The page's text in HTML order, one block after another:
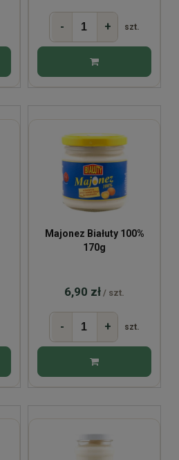
- + szt.
Majonez Białuty 100%
170g
6,90 zł / szt.
- + szt.